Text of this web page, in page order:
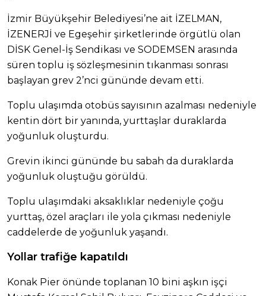
İzmir Büyükşehir Belediyesi’ne ait İZELMAN,
İZENERJİ ve Egeşehir şirketlerinde örgütlü olan
DİSK Genel-İş Sendikası ve SODEMSEN arasında
süren toplu iş sözleşmesinin tıkanması sonrası
başlayan grev 2’nci gününde devam etti.
Toplu ulaşımda otobüs sayısının azalması nedeniyle
kentin dört bir yanında, yurttaşlar duraklarda
yoğunluk oluşturdu.
Grevin ikinci gününde bu sabah da duraklarda
yoğunluk oluştuğu görüldü.
Toplu ulaşımdaki aksaklıklar nedeniyle çoğu
yurttaş, özel araçları ile yola çıkması nedeniyle
caddelerde de yoğunluk yaşandı.
Yollar trafiğe kapatıldı
Konak Pier önünde toplanan 10 bini aşkın işçi